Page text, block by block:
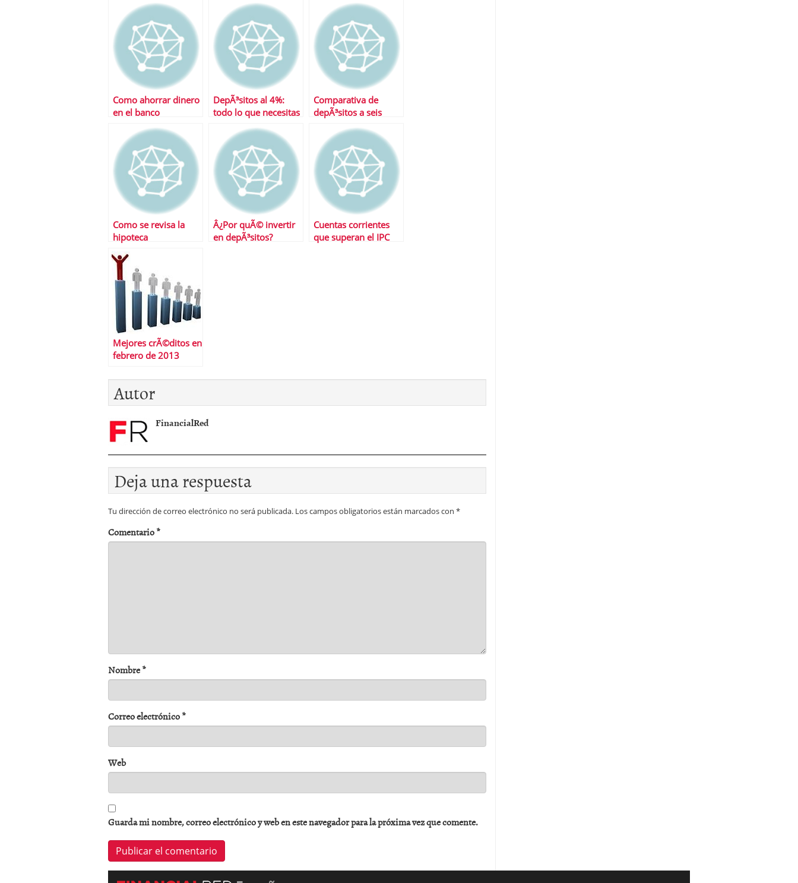
Como ahorrar dinero
en el banco
DepÃ³sitos al 4%:
todo lo que necesitas
Comparativa de
depÃ³sitos a seis
Como se revisa la
hipoteca
Â¿Por quÃ© invertir
en depÃ³sitos?
Cuentas corrientes
que superan el IPC
Mejores crÃ©ditos en
febrero de 2013
Autor
FinancialRed
Deja una respuesta
Tu dirección de correo electrónico no será publicada. Los campos obligatorios están marcados con *
Comentario*
Nombre*
Correo electrónico*
Web
Guarda mi nombre, correo electrónico y web en este navegador para la próxima vez que comente.